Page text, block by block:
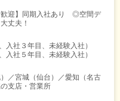
歓迎】同期入社あり ◎空間デ
丈夫！
入社３年目、未経験入社）
入社５年目、未経験入社）
／宮城（仙台）／愛知（名古
支店・営業所